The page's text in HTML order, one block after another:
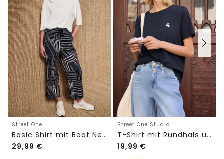
Street One
Basic Shirt mit Boat Neck und Elastikbund
29,99 €
Street One Studio
T-Shirt mit Rundhals und Embroidery-Detail
19,99 €